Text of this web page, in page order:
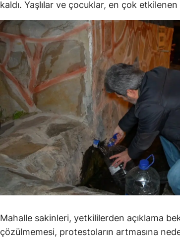
Mardin
Muğla
Muş
Nevşehir
Niğde
Rize
Sakarya
Samsun
Sinop
kaldı. Yaşlılar ve çocuklar, en çok
Mahalle sakinleri, yetkililerden açıklama
çözülmemesi, protestoların artmasına